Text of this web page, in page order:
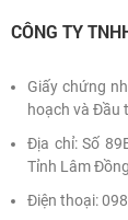
Tin tức
Liên hệ
Đăng nhập
CÔNG TY
Giấy chứng
hoạch và Đầu
Địa chỉ: Số
Tỉnh Lâm Đồng
Điện thoại: